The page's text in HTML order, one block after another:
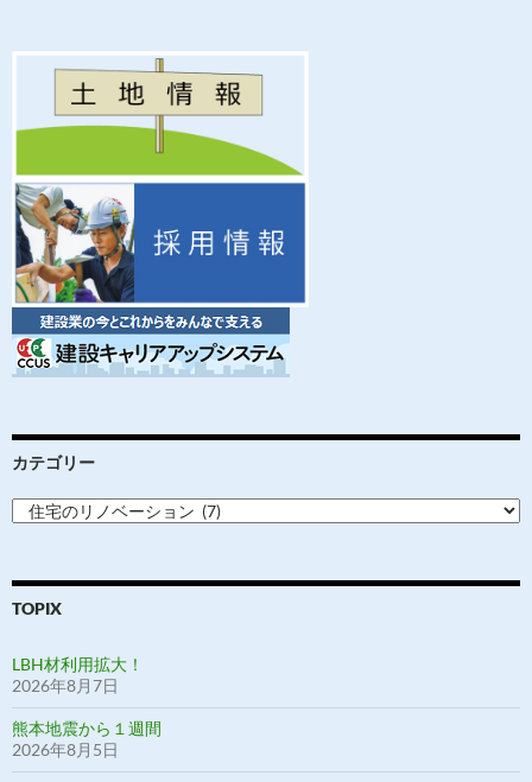
o
o
k
カテゴリー
テ
ー
TOPIX
LBH材利用拡大！
2026年8月7日
熊本地震から１週間
2026年8月5日